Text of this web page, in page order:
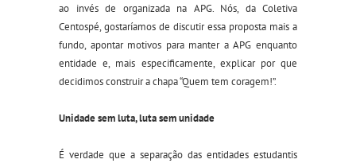
ao invés de organizada na APG. Nós, da Coletiva
Centospé, gostaríamos de discutir essa proposta mais a
fundo, apontar motivos para manter a APG enquanto
entidade e, mais especificamente, explicar por que
decidimos construir a chapa “Quem tem coragem!”.
Unidade sem luta, luta sem unidade
É verdade que a separação das entidades estudantis